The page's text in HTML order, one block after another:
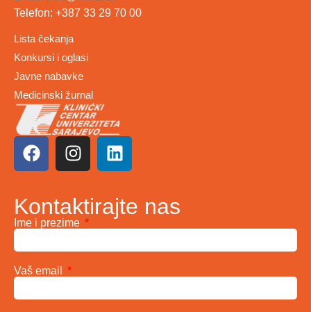
Telefon: +387 33 29 70 00
Lista čekanja
Konkursi i oglasi
Javne nabavke
Medicinski žurnal
Kontaktirajte nas
Ime i prezime
Vaš email